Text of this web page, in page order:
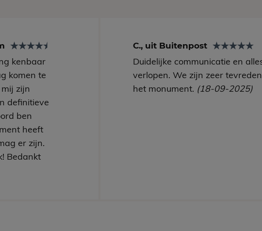
kenbaar
komen te
zijn
definitieve
ben
heeft
er zijn.
Bedankt
C., uit Buitenpost
Duidelijke communicatie en
verlopen. We zijn zeer
het monument. (18-09-2025)